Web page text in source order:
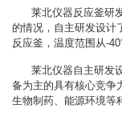
莱北仪器反应釜研发
的情况，自主研发设计
反应釜，温度范围从-
莱北仪器自主研发设
备为主的具有核心竞争
生物制药、能源环境等